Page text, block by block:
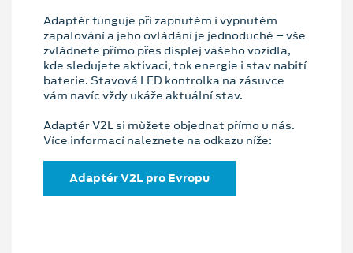
Adaptér funguje při zapnutém i vypnutém
zapalování a jeho ovládání je jednoduché – vše
zvládnete přímo přes displej vašeho vozidla,
kde sledujete aktivaci, tok energie i stav nabití
baterie. Stavová LED kontrolka na zásuvce
vám navíc vždy ukáže aktuální stav.
Adaptér V2L si můžete objednat přímo u nás.
Více informací naleznete na odkazu níže:
Adaptér V2L pro Evropu